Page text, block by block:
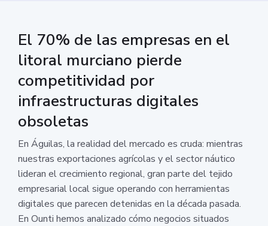
El 70% de las empresas en el
litoral murciano pierde
competitividad por
infraestructuras digitales
obsoletas
En Águilas, la realidad del mercado es cruda: mientras
nuestras exportaciones agrícolas y el sector náutico
lideran el crecimiento regional, gran parte del tejido
empresarial local sigue operando con herramientas
digitales que parecen detenidas en la década pasada.
En Ounti hemos analizado cómo negocios situados